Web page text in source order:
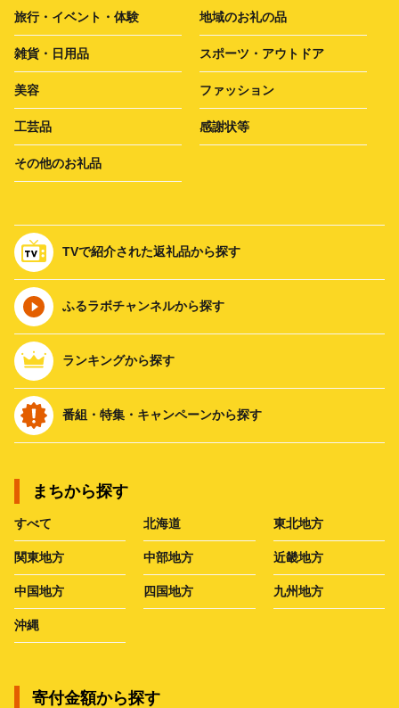
旅行・イベント・体験 地域のお礼の品
雑貨・日用品 スポーツ・アウトドア
美容 ファッション
工芸品 感謝状等
その他のお礼品
TVで紹介された返礼品から探す
ふるラボチャンネルから探す
ランキングから探す
番組・特集・キャンペーンから探す
まちから探す
すべて 北海道 東北地方
関東地方 中部地方 近畿地方
中国地方 四国地方 九州地方
沖縄
寄付金額から探す